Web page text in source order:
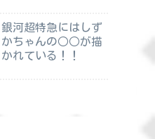
銀河超特急にはしず
かちゃんの○○が描
かれている！！